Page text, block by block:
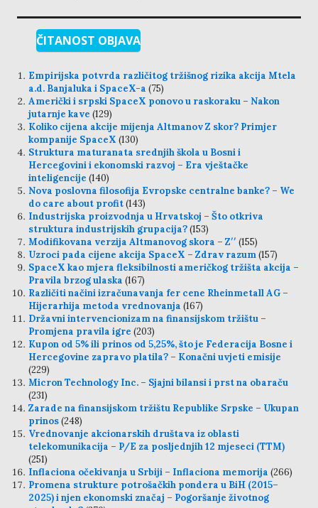
ČITANOST OBJAVA
Empirijska potvrda različitog tržišnog rizika akcija Mtela
a.d. Banjaluka i SpaceX-a (75)
Američki i srpski SpaceX ponovo u raskoraku – Nakon
jutarnje kave (129)
Koliko cijena akcije mijenja Altmanov Z skor? Primjer
kompanije SpaceX (130)
Struktura maturanata srednjih škola u Bosni i
Hercegovini i ekonomski razvoj – Era vještačke
inteligencije (140)
Nova poslovna filosofija Evropske centralne banke? – We
do care about profit(143)
Industrijska proizvodnja u Hrvatskoj – Što otkriva
struktura industrijskih grupacija?(153)
Modifikovana verzija Altmanovog skora – Z′′ (155)
Uzroci pada cijene akcija SpaceX – Zdrav razum(157)
SpaceX kao mjera fleksibilnosti američkog tržišta akcija –
Pravila brzog ulaska (167)
Različiti načini izračunavanja fer cene Rheinmetall AG –
Hijerarhija metoda vrednovanja (167)
Državni intervencionizam na finansijskom tržištu –
Promjena pravila igre (203)
Kupon od 5% ili prinos od 5,25%, što je Federacija Bosne i
Hercegovine zapravo platila? – Konačni uvjeti emisije
(229)
Micron Technology Inc. – Sjajni bilansi i prst na obaraču
(231)
Zarade na finansijskom tržištu Republike Srpske – Ukupan
prinos(248)
Vrednovanje akcionarskih društava iz oblasti
telekomunikacija – P/E za posljednjih 12 mjeseci (TTM)
(251)
Inflaciona očekivanja u Srbiji – Inflaciona memorija (266)
Promena strukture potrošačkih pondera u BiH (2015–
2025) i njen ekonomski značaj – Pogoršanje životnog